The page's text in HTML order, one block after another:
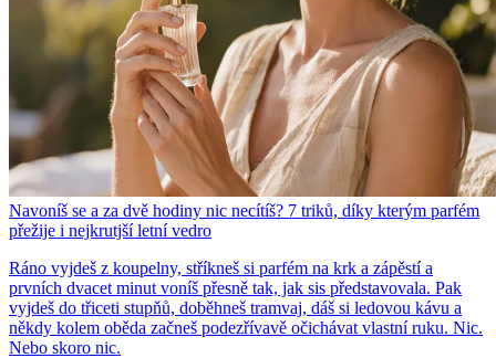
Navoníš se a za dvě hodiny nic necítíš? 7 triků, díky kterým parfém
přežije i nejkrutjší letní vedro
Ráno vyjdeš z koupelny, stříkneš si parfém na krk a zápěstí a
prvních dvacet minut voníš přesně tak, jak sis představovala. Pak
vyjdeš do třiceti stupňů, doběhneš tramvaj, dáš si ledovou kávu a
někdy kolem oběda začneš podezřívavě očichávat vlastní ruku. Nic.
Nebo skoro nic.